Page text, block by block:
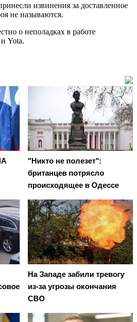
извинения за доставленное
не называются.
о неполадках в работе
Yota.
"Никто не полезет":
британцев потрясло
происходящее в Одессе
На Западе забили тревогу
из-за угрозы окончания
СВО